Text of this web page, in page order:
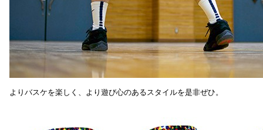
よりバスケを楽しく、より遊び心のあるスタイルを是非ぜひ。